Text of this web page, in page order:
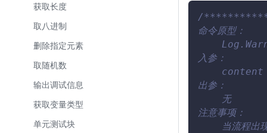
获取长度
取八进制
删除指定元素
取随机数
输出调试信息
获取变量类型
单元测试块
/
命令原型：
入参：
content
出参：
    无
注意事项：
当流程出